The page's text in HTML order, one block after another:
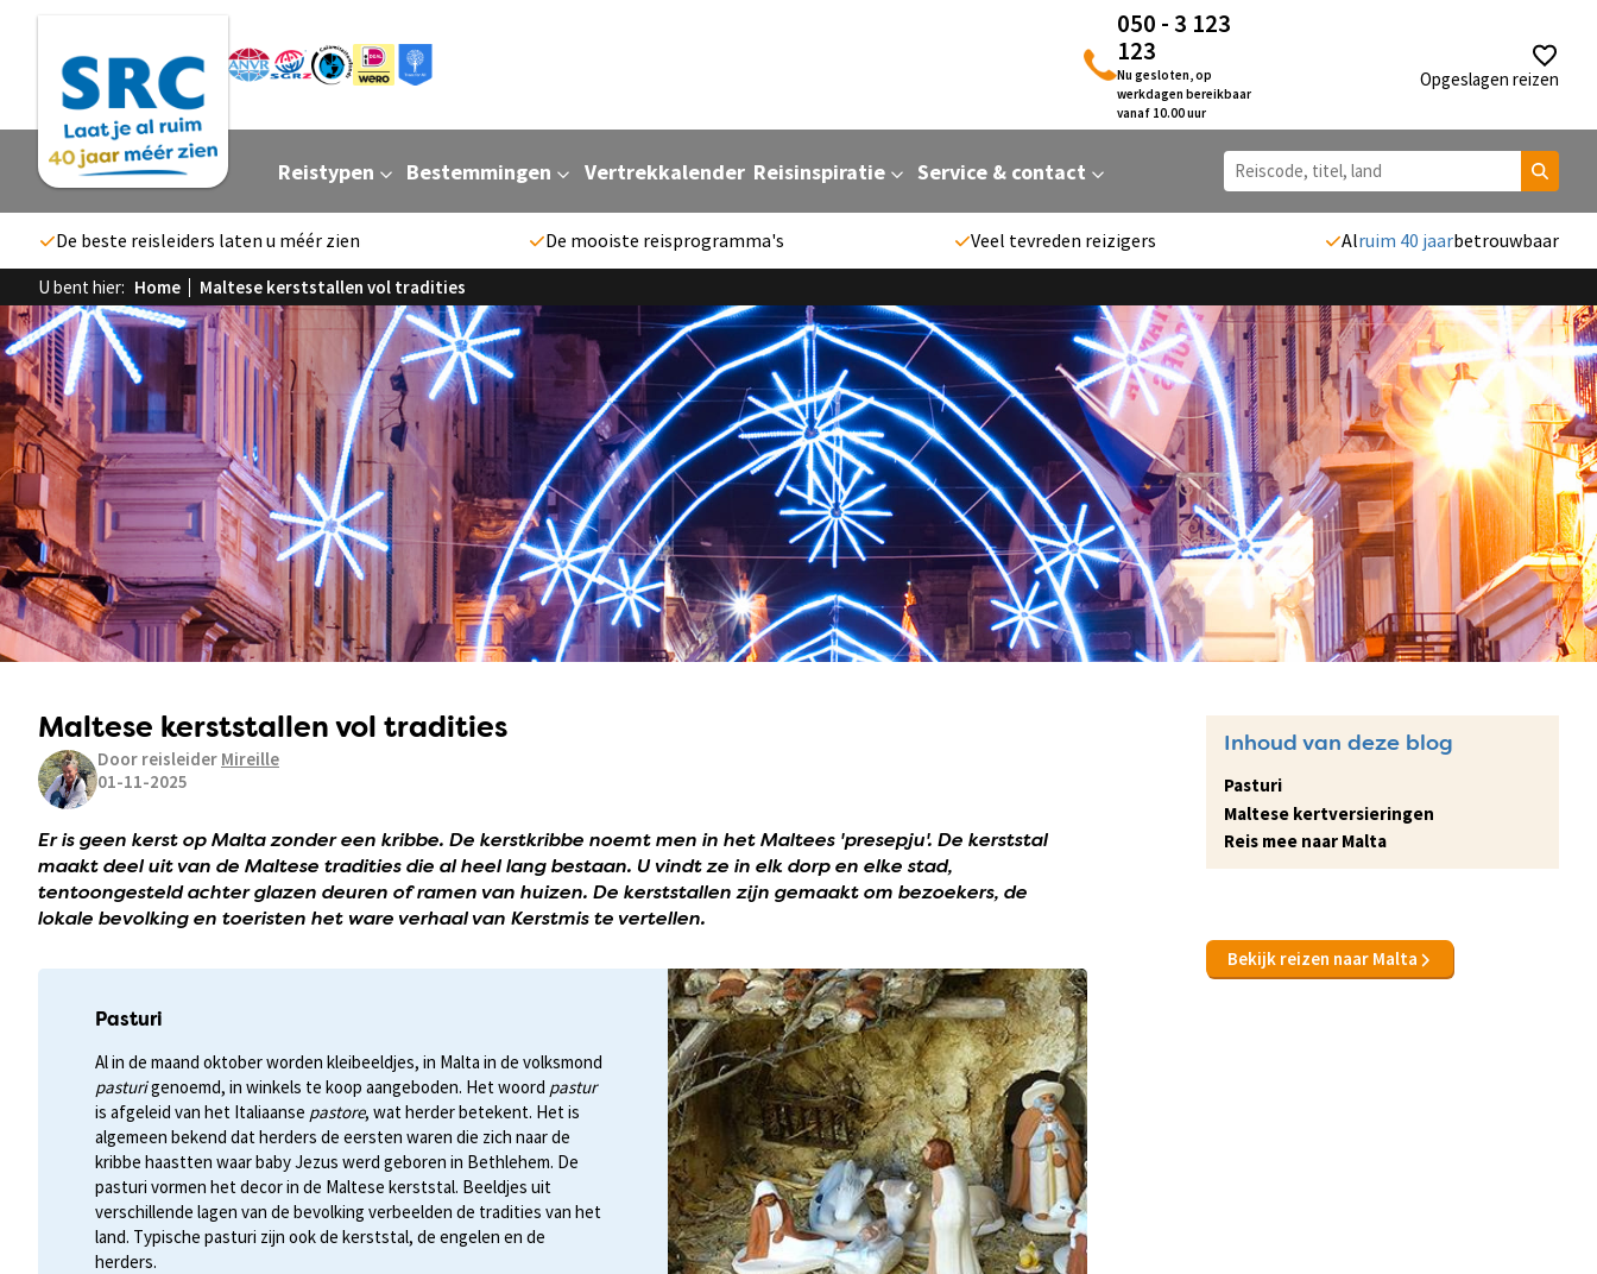
050 - 3 123
123
Nu gesloten, op
werkdagen bereikbaar
vanaf 10.00 uur
Opgeslagen reizen
Reistypen Bestemmingen Vertrekkalender Reisinspiratie Service & contact
De beste reisleiders laten u méér zien De mooiste reisprogramma's Veel tevreden reizigers Alruim 40 jaarbetrouwbaar
U bent hier: Home Maltese kerststallen vol tradities
Maltese kerststallen vol tradities
Door reisleider Mireille
01-11-2025
Er is geen kerst op Malta zonder een kribbe. De kerstkribbe noemt men in het Maltees 'presepju'. De kerststal
maakt deel uit van de Maltese tradities die al heel lang bestaan. U vindt ze in elk dorp en elke stad,
tentoongesteld achter glazen deuren of ramen van huizen. De kerststallen zijn gemaakt om bezoekers, de
lokale bevolking en toeristen het ware verhaal van Kerstmis te vertellen.
Pasturi
Al in de maand oktober worden kleibeeldjes, in Malta in de volksmond
pasturigenoemd, in winkels te koop aangeboden. Het woord pastur
is afgeleid van het Italiaanse pastore, wat herder betekent. Het is
algemeen bekend dat herders de eersten waren die zich naar de
kribbe haastten waar baby Jezus werd geboren in Bethlehem. De
pasturi vormen het decor in de Maltese kerststal. Beeldjes uit
verschillende lagen van de bevolking verbeelden de tradities van het
land. Typische pasturi zijn ook de kerststal, de engelen en de
herders.
Inhoud van deze blog
Pasturi
Maltese kertversieringen
Reis mee naar Malta
Bekijk reizen naar Malta